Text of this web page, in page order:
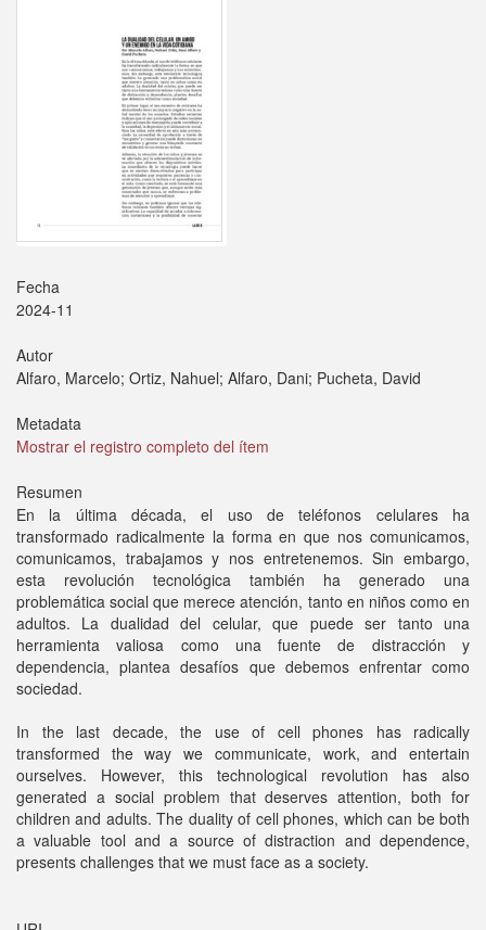
Fecha
2024-11
Autor
Alfaro, Marcelo; Ortiz, Nahuel; Alfaro, Dani; Pucheta, David
Metadata
Mostrar el registro completo del ítem
Resumen
En la última década, el uso de teléfonos celulares ha
transformado radicalmente la forma en que nos comunicamos,
comunicamos, trabajamos y nos entretenemos. Sin embargo,
esta revolución tecnológica también ha generado una
problemática social que merece atención, tanto en niños como en
adultos. La dualidad del celular, que puede ser tanto una
herramienta valiosa como una fuente de distracción y
dependencia, plantea desafíos que debemos enfrentar como
sociedad.
In the last decade, the use of cell phones has radically
transformed the way we communicate, work, and entertain
ourselves. However, this technological revolution has also
generated a social problem that deserves attention, both for
children and adults. The duality of cell phones, which can be both
a valuable tool and a source of distraction and dependence,
presents challenges that we must face as a society.